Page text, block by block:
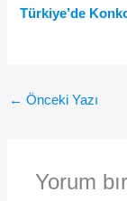
Türkiye’de
← Önceki Yazı
Yorum